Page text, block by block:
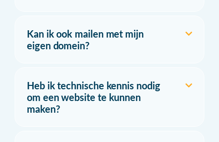
Kan ik ook mailen met mijn
eigen domein?
Heb ik technische kennis nodig
om een website te kunnen
maken?